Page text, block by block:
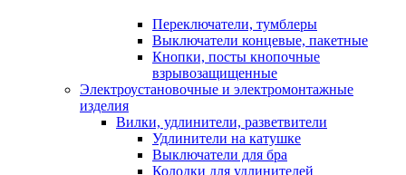
Переключатели, тумблеры
Выключатели концевые, пакетные
Кнопки, посты кнопочные
взрывозащищенные
Электроустановочные и электромонтажные
изделия
Вилки, удлинители, разветвители
Удлинители на катушке
Выключатели для бра
Колодки для удлинителей